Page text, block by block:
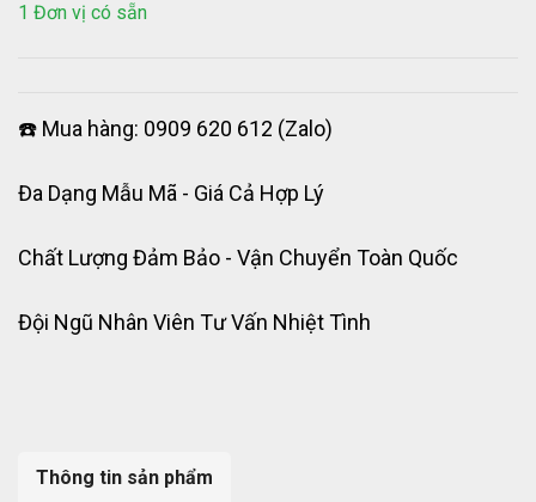
1 Đơn vị có sẵn
☎️ Mua hàng: 0909 620 612 (Zalo)
Đa Dạng Mẫu Mã - Giá Cả Hợp Lý
Chất Lượng Đảm Bảo - Vận Chuyển Toàn Quốc
Đội Ngũ Nhân Viên Tư Vấn Nhiệt Tình
Thông tin sản phẩm